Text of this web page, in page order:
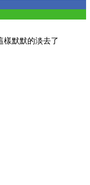
樣默默的淡去了